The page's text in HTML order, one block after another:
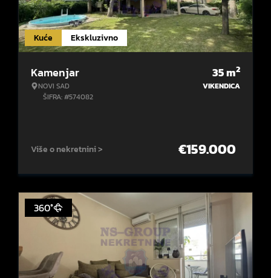
Kuće Ekskluzivno
Kamenjar
NOVI SAD
ŠIFRA: #574082
35m2
VIKENDICA
Više o nekretnini > €159.000
360°